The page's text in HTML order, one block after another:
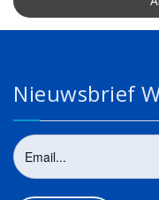
Nieuwsbrief